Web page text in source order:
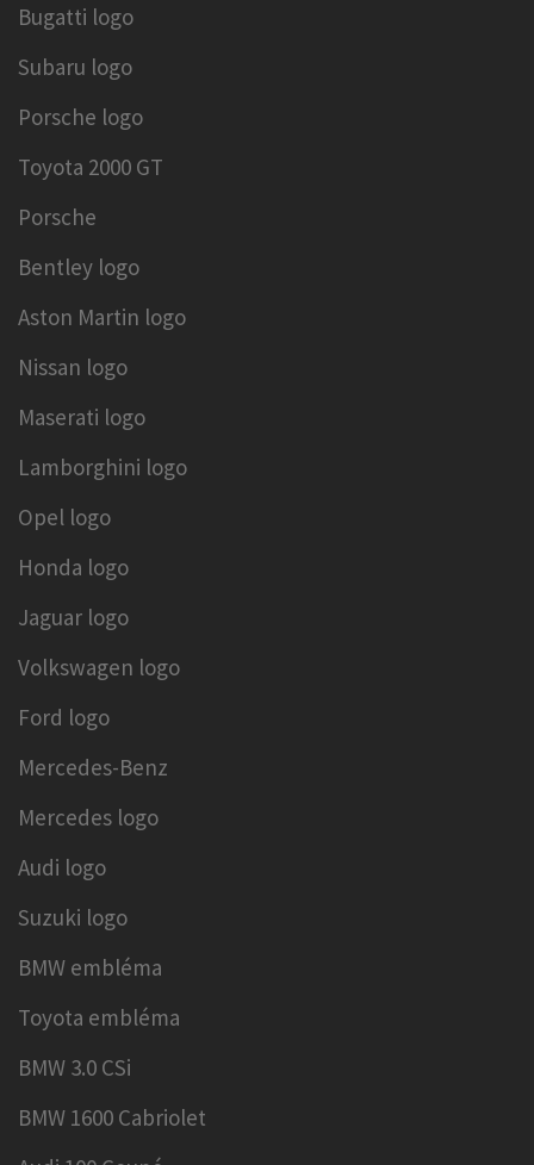
Bugatti logo
Subaru logo
Porsche logo
Toyota 2000 GT
Porsche
Bentley logo
Aston Martin logo
Nissan logo
Maserati logo
Lamborghini logo
Opel logo
Honda logo
Jaguar logo
Volkswagen logo
Ford logo
Mercedes-Benz
Mercedes logo
Audi logo
Suzuki logo
BMW embléma
Toyota embléma
BMW 3.0 CSi
BMW 1600 Cabriolet